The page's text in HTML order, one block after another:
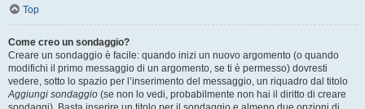
Top
Come creo un sondaggio?
Creare un sondaggio è facile: quando inizi un nuovo argomento (o quando
modifichi il primo messaggio di un argomento, se ti è permesso) dovresti
vedere, sotto lo spazio per l’inserimento del messaggio, un riquadro dal titolo
Aggiungi sondaggio (se non lo vedi, probabilmente non hai il diritto di creare